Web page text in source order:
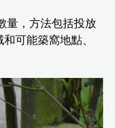
量，方法包括投放
可能築窩地點、